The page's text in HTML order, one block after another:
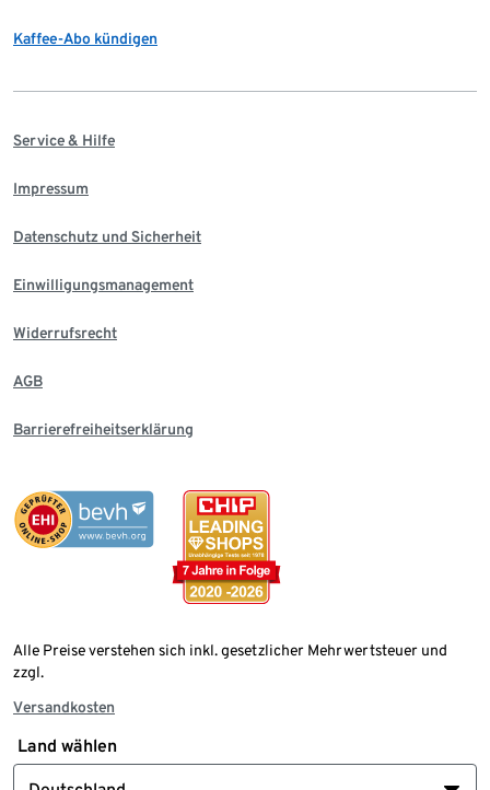
Kaffee-Abo kündigen
Service & Hilfe
Impressum
Datenschutz und Sicherheit
Einwilligungsmanagement
Widerrufsrecht
AGB
Barrierefreiheitserklärung
Alle Preise verstehen sich inkl. gesetzlicher Mehrwertsteuer und
zzgl.
Versandkosten
Land wählen